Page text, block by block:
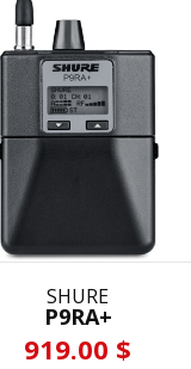
SHURE
P9RA+
919.00 $